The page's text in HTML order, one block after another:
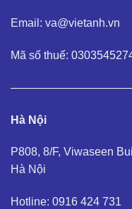
Email: va@vietanh.vn
Mã số thuế:
Hà Nội
P808, 8/F, Viwaseen
Hà Nội
Hotline: 0916 424 731